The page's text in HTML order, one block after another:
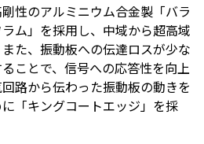
性のアルミニウム合金製「バラ
ム」を採用し、中域から超高域
た、振動板への伝達ロスが少な
ことで、信号への応答性を向上
路から伝わった振動板の動きを
「キングコートエッジ」を採